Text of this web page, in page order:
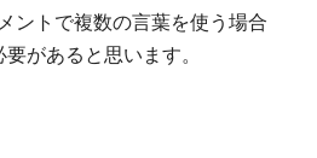
ントで複数の言葉を使う場合
があると思います。